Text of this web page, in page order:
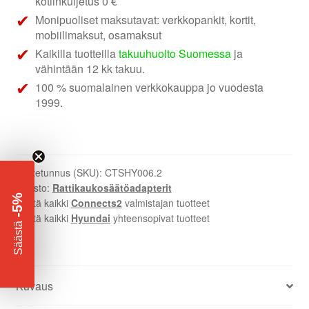
Monipuoliset maksutavat: verkkopankit, kortit,
mobiilimaksut, osamaksut
Kaikilla tuotteillatakuuhuolto Suomessa ja
vähintään 12 kk takuu.
100 % suomalainen verkkokauppa jo vuodesta
1999.
Tuotetunnus (SKU): CTSHY006.2
Osasto: Rattikaukosäätöadapterit
Näytä kaikki Connects2valmistajan tuotteet
Näytä kaikki Hyundai yhteensopivat tuotteet
Kuvaus
Säästä
-5%